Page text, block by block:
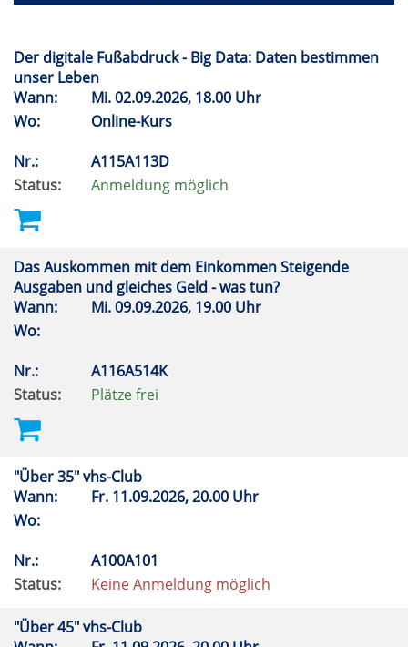
Der digitale Fußabdruck - Big Data: Daten bestimmen
unser Leben
Wann:
Mi.02.09.2026, 18.00 Uhr
Wo:
Online-Kurs
Nr.:
A115A113D
Status:
Anmeldung möglich
Das Auskommen mit dem Einkommen Steigende
Ausgaben und gleiches Geld - was tun?
Wann:
Mi.09.09.2026, 19.00 Uhr
Wo:
Nr.:
A116A514K
Status:
Plätze frei
"Über 35" vhs-Club
Wann:
Fr. 11.09.2026, 20.00 Uhr
Wo:
Nr.:
A100A101
Status:
Keine Anmeldung möglich
"Über 45" vhs-Club